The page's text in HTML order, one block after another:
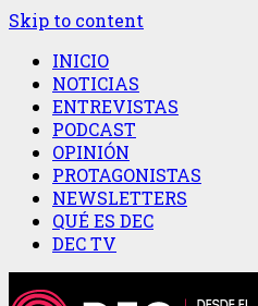
Skip to content
INICIO
NOTICIAS
ENTREVISTAS
PODCAST
OPINIÓN
PROTAGONISTAS
NEWSLETTERS
QUÉ ES DEC
DEC TV